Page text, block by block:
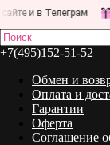
в Телеграм
+7(495)152-51-52
Обмен и
Оплата и
Гарантии
Оферта
Соглашение